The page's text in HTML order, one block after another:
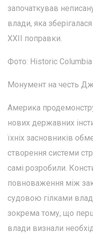
започаткував
влади, яка
XXII поправки.
Фото: Historic Columbia
Монумент на честь
Америка
нових державних
їхніх засновників
створення системи
самі розробили.
повноваження між
судовою гілками
зокрема тому, що
влади визнали